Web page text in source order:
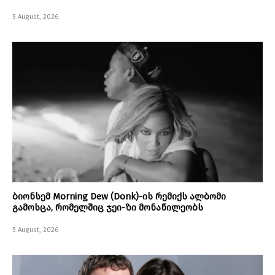
5 August, 2026
ბიონსემ Morning Dew (Donk)-ის რემიქს ალბომი
გამოსცა, რომელშიც ჯეი-ზი მონაწილეობს
5 August, 2026